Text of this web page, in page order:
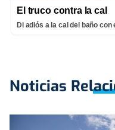
El truco contra la cal
Di adiós a la cal del baño
Noticias